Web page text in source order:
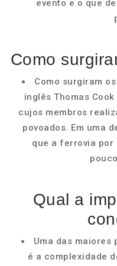
evento e o que
Como
Como surgiram
inglês Thomas
cujos membros
povoados. Em uma
que a ferrovia por
Qual a
Uma das
é a complexidade